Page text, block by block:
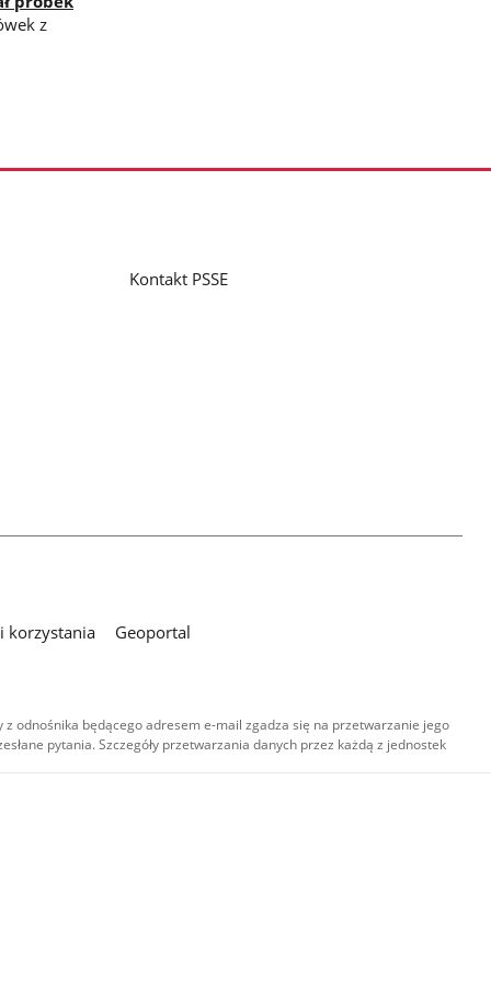
z
Kontakt PSSE
korzystania Geoportal
odnośnika będącego adresem e-mail zgadza się na przetwarzanie jego
pytania. Szczegóły przetwarzania danych przez każdą z jednostek